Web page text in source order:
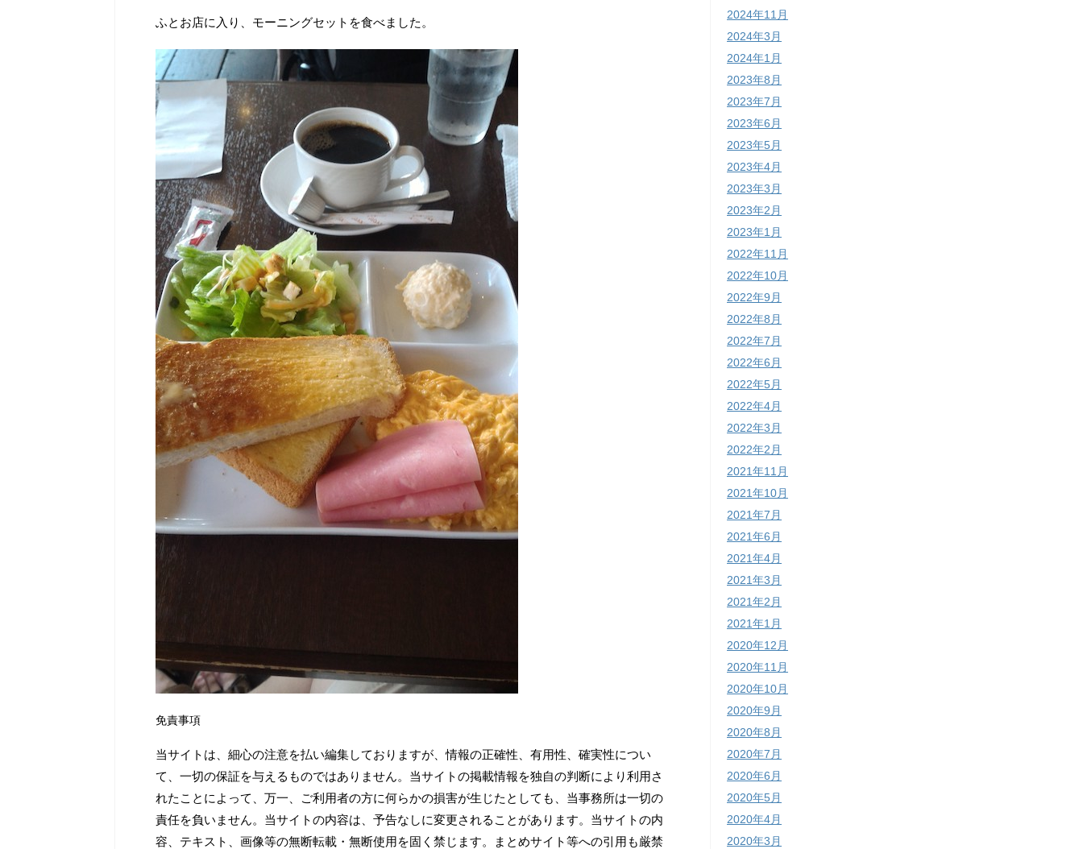
ふとお店に入り、モーニングセットを食べました。
免責事項
当サイトは、細心の注意を払い編集しておりますが、情報の正確性、有用性、確実性につい
て、一切の保証を与えるものではありません。当サイトの掲載情報を独自の判断により利用さ
れたことによって、万一、ご利用者の方に何らかの損害が生じたとしても、当事務所は一切の
責任を負いません。当サイトの内容は、予告なしに変更されることがあります。当サイトの内
容、テキスト、画像等の無断転載・無断使用を固く禁じます。まとめサイト等への引用も厳禁
2024年11月
2024年3月
2024年1月
2023年8月
2023年7月
2023年6月
2023年5月
2023年4月
2023年3月
2023年2月
2023年1月
2022年11月
2022年10月
2022年9月
2022年8月
2022年7月
2022年6月
2022年5月
2022年4月
2022年3月
2022年2月
2021年11月
2021年10月
2021年7月
2021年6月
2021年4月
2021年3月
2021年2月
2021年1月
2020年12月
2020年11月
2020年10月
2020年9月
2020年8月
2020年7月
2020年6月
2020年5月
2020年4月
2020年3月